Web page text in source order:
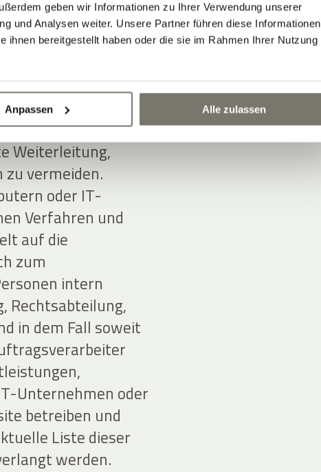
geben wir Informationen zu Ihrer Verwendung unserer
und Analysen weiter. Unsere Partner führen diese Informationen
ihnen bereitgestellt haben oder die sie im Rahmen Ihrer Nutzung
Anpassen Alle zulassen
ordnungsgemäße
um
Weiterleitung,
zu vermeiden.
oder IT-
Verfahren und
auf die
zum
intern
Rechtsabteilung,
in dem Fall soweit
Unternehmen oder
betreiben und
Liste dieser
werden.